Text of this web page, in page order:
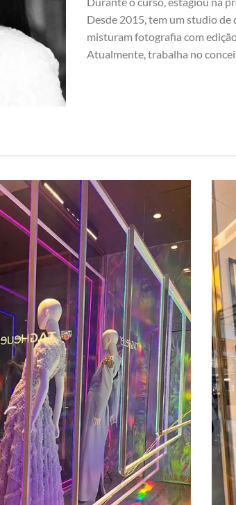
Desde 2015, tem um studio de
misturam fotografia com
Atualmente, trabalha no